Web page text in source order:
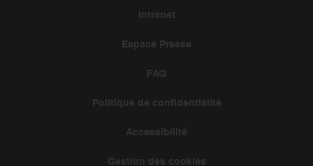
Intranet
Espace Presse
FAQ
Politique de confidentialité
Accessibilité
Gestion des cookies